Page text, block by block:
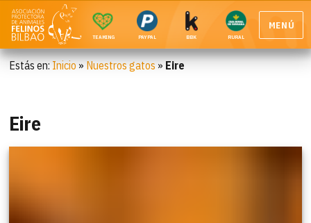
TEAMING PAYPAL BBK RURAL
MENÚ
Estás en: Inicio » Nuestros gatos » Eire
Eire